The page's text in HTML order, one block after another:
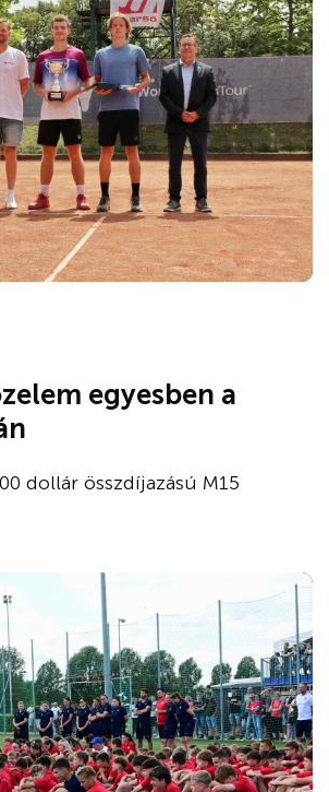
egyesben a
dollár összdíjazású M15